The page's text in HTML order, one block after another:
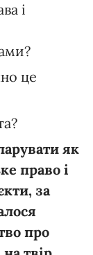
і
це
як
право і
за
про